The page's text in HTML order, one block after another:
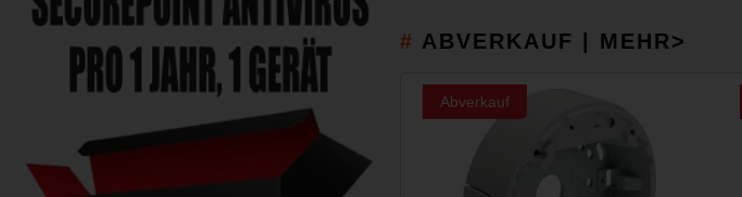
ABVERKAUF | MEHR>
Abverkauf